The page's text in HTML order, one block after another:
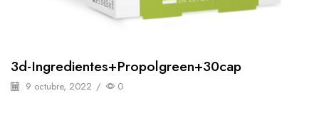
3d-Ingredientes+propolgreen+30cap
9 octubre, 2022 / 0